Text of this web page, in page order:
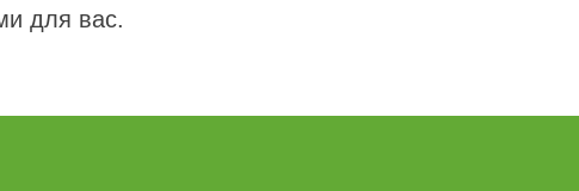
для вас.